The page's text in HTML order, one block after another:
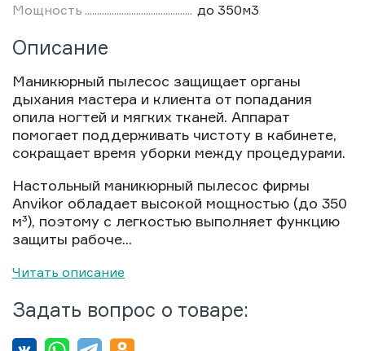
Мощность
до 350м3
Описание
Маникюрный пылесос защищает органы
дыхания мастера и клиента от попадания
опила ногтей и мягких тканей. Аппарат
помогает поддерживать чистоту в кабинете,
сокращает время уборки между процедурами.
Настольный маникюрный пылесос фирмы
Anvikor обладает высокой мощностью (до 350
м³), поэтому с легкостью выполняет функцию
защиты рабоче...
Читать описание
Задать вопрос о товаре: